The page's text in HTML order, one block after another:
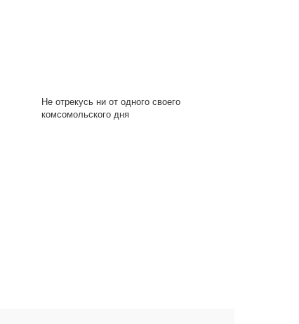
Не отрекусь ни от одного своего
комсомольского дня